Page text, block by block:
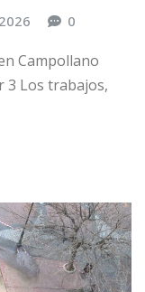
0
Campollano
3 Los trabajos,